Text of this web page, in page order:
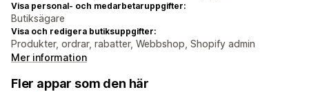
Visa personal- och medarbetaruppgifter:
Butiksägare
Visa och redigera butiksuppgifter:
Produkter, ordrar, rabatter, Webbshop, Shopify admin
Mer information
Fler appar som den här